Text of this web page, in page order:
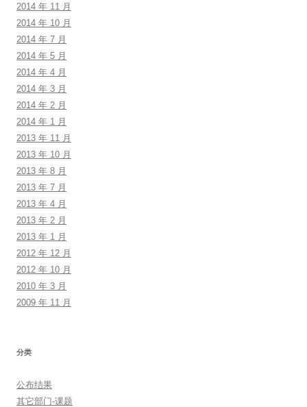
2014 年 11 月
2014 年 10 月
2014 年 7 月
2014 年 5 月
2014 年 4 月
2014 年 3 月
2014 年 2 月
2014 年 1 月
2013 年 11 月
2013 年 10 月
2013 年 8 月
2013 年 7 月
2013 年 4 月
2013 年 2 月
2013 年 1 月
2012 年 12 月
2012 年 10 月
2010 年 3 月
2009 年 11 月
分类
公布结果
其它部门-课题